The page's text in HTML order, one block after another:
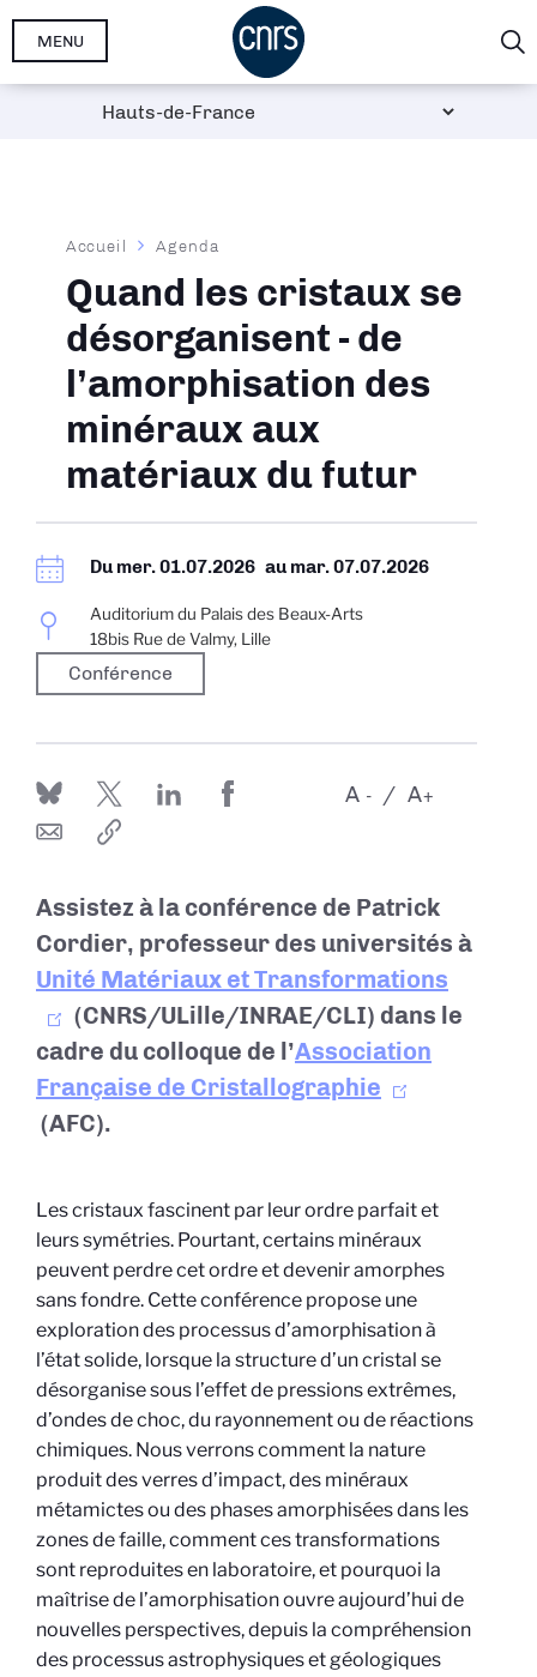
Aller
MENU
Fil
d'Ariane
Accueil Agenda
Quand les cristaux se
désorganisent - de
l’amorphisation des
minéraux aux
matériaux du futur
Du mer. 01.07.2026 au mar. 07.07.2026
Auditorium du Palais des Beaux-Arts
18bis Rue de Valmy, Lille
Conférence
-
A +
A
Assistez à la conférence de Patrick
Cordier, professeur des universités à
Unité Matériaux et Transformations
(CNRS/ULille/INRAE/CLI) dans le
cadre du colloque de l’Association
Française de Cristallographie
(AFC).
Les cristaux fascinent par leur ordre parfait et
leurs symétries. Pourtant, certains minéraux
peuvent perdre cet ordre et devenir amorphes
sans fondre. Cette conférence propose une
exploration des processus d’amorphisation à
l’état solide, lorsque la structure d’un cristal se
désorganise sous l’effet de pressions extrêmes,
d’ondes de choc, du rayonnement ou de réactions
chimiques. Nous verrons comment la nature
produit des verres d’impact, des minéraux
métamictes ou des phases amorphisées dans les
zones de faille, comment ces transformations
sont reproduites en laboratoire, et pourquoi la
maîtrise de l’amorphisation ouvre aujourd’hui de
nouvelles perspectives, depuis la compréhension
des processus astrophysiques et géologiques